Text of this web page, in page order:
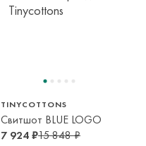
TINYCOTTONS
Свитшот BLUE LOGO
7 924 ₽15 848 ₽